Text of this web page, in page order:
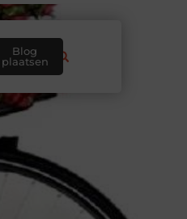
Blog
plaatsen